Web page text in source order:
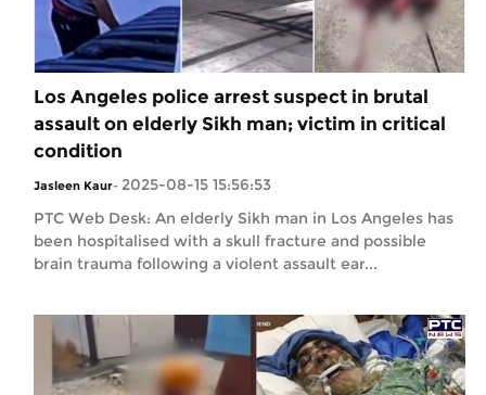
Los Angeles police arrest suspect in brutal
assault on elderly Sikh man; victim in critical
condition
Jasleen Kaur- 2025-08-15 15:56:53
PTC Web Desk: An elderly Sikh man in Los Angeles has
been hospitalised with a skull fracture and possible
brain trauma following a violent assault ear...